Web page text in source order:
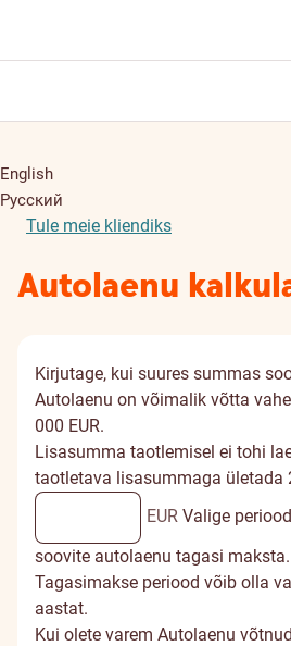
English
Русский
Tule meie kliendiks
Autolaenu
Kirjutage, kui suures summas
Autolaenu on võimalik võtta
000 EUR.
Lisasumma taotlemisel ei tohi
taotletava lisasummaga ületada
EUR Valige
soovite autolaenu tagasi maksta.
Tagasimakse periood võib olla
aastat.
Kui olete varem Autolaenu